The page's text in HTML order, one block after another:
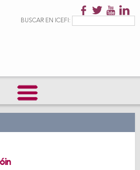
principalFormulario de
BUSCAR EN ICEFI: